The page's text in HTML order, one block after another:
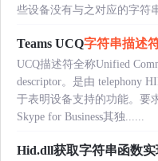
些设备没有与之对应的字符
Teams UCQ字符串描述
UCQ描述符全称Unified
descriptor。是由 telephony
于表明设备支持的功能。要
Skype for Business其独......
Hid.dll获取字符串函数实